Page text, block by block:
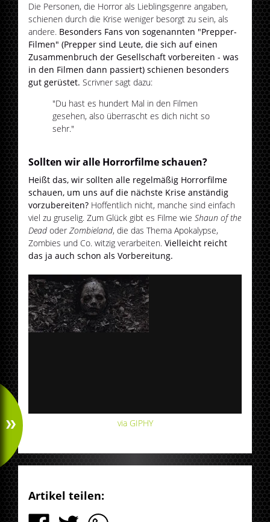
Die Personen, die Horror als Lieblingsgenre angaben,
schienen durch die Krise weniger besorgt zu sein, als
andere. Besonders Fans von sogenannten "Prepper-
Filmen" (Prepper sind Leute, die sich auf einen
Zusammenbruch der Gesellschaft vorbereiten - was
in den Filmen dann passiert) schienen besonders
gut gerüstet. Scrivner sagt dazu:
"Du hast es hundert Mal in den Filmen
gesehen, also überrascht es dich nicht so
sehr."
Sollten wir alle Horrorfilme schauen?
Heißt das, wir sollten alle regelmäßig Horrorfilme
schauen, um uns auf die nächste Krise anständig
vorzubereiten? Hoffentlich nicht, manche sind einfach
viel zu gruselig. Zum Glück gibt es Filme wieShaun of the
DeadoderZombieland, die das Thema Apokalypse,
Zombies und Co. witzig verarbeiten.Vielleicht reicht
das ja auch schon als Vorbereitung.
via GIPHY
Artikel teilen: